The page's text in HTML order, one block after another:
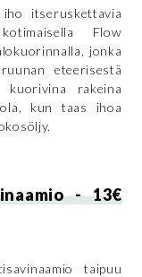
itseruskettavia
Flow
jonka
eteerisestä
kuorivina rakeina
kun taas ihoa
- 13€
taipuu